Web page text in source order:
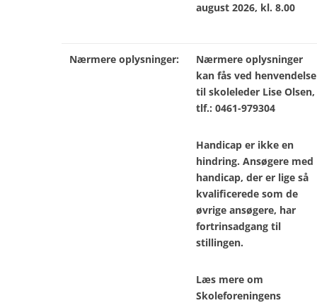
august 2026, kl. 8.00
Nærmere oplysninger:
Nærmere oplysninger
kan fås ved henvendelse
til skoleleder Lise Olsen,
tlf.: 0461-979304
Handicap er ikke en
hindring. Ansøgere med
handicap, der er lige så
kvalificerede som de
øvrige ansøgere, har
fortrinsadgang til
stillingen.
Læs mere om
Skoleforeningens